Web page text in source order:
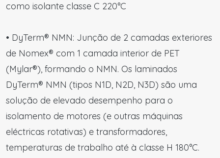
como isolante classe C 220°C
• DyTerm® NMN: Junção de 2 camadas exteriores
de Nomex® com 1 camada interior de PET
(Mylar®), formando o NMN. Os laminados
DyTerm® NMN (tipos N1D, N2D, N3D) são uma
solução de elevado desempenho para o
isolamento de motores (e outras máquinas
eléctricas rotativas) e transformadores,
temperaturas de trabalho até à classe H 180°C.